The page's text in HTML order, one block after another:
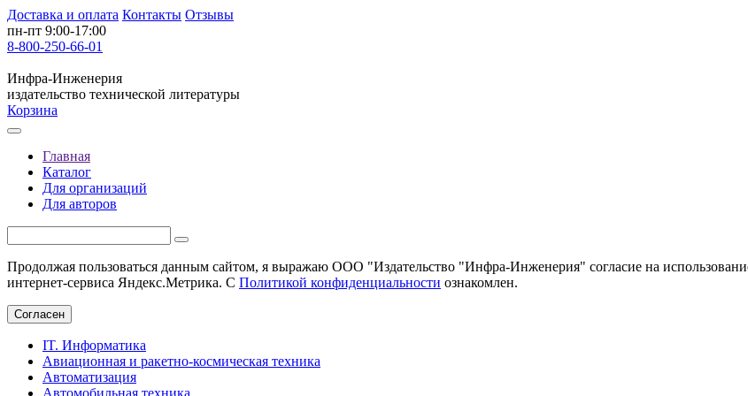
Доставка и оплата Контакты Отзывы
пн-пт 9:00-17:00
8-800-250-66-01
Инфра-Инженерия
издательство технической литературы
Корзина
Главная
Каталог
Для организаций
Для авторов
Продолжая пользоваться данным сайтом, я выражаю ООО "Издательство "Инфра-Инженерия" согласие на
интернет-сервиса Яндекс.Метрика. С Политикой конфиденциальности ознакомлен.
Согласен
IT. Информатика
Авиационная и ракетно-космическая техника
Автоматизация
Автомобильная техника